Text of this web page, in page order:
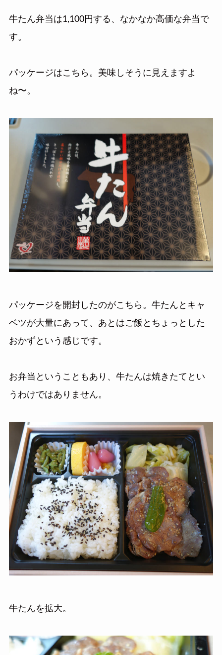
牛たん弁当は1,100円する、なかなか高価な弁当で
す。
パッケージはこちら。美味しそうに見えますよ
ね〜。
パッケージを開封したのがこちら。牛たんとキャ
ベツが大量にあって、あとはご飯とちょっとした
おかずという感じです。
お弁当ということもあり、牛たんは焼きたてとい
うわけではありません。
牛たんを拡大。